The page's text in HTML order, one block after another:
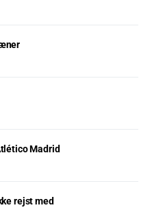
Madrid
rejst med